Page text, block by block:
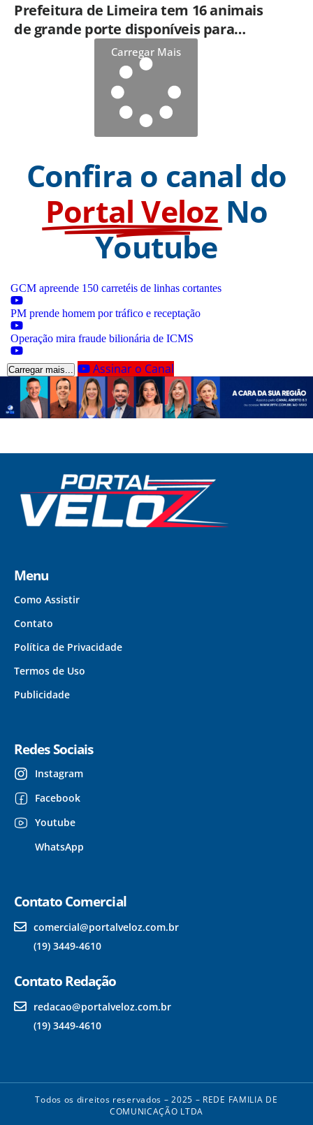
Prefeitura de Limeira tem 16 animais
de grande porte disponíveis para
adoção no HortoCarregar Mais
Confira o canal do
Portal Veloz No
Youtube
GCM apreende 150 carretéis de linhas cortantes
PM prende homem por tráfico e receptação
Operação mira fraude bilionária de ICMS
Carregar mais... Assinar o Canal
Menu
Como Assistir
Contato
Política de Privacidade
Termos de Uso
Publicidade
Redes Sociais
Instagram
Facebook
Youtube
WhatsApp
Contato Comercial
comercial@portalveloz.com.br
(19) 3449-4610
Contato Redação
redacao@portalveloz.com.br
(19) 3449-4610
Todos os direitos reservados – 2025 – REDE FAMILIA DE
COMUNICAÇÃO LTDA